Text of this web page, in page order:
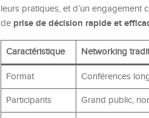
leurs pratiques, et d’un
de prise de décision rapide et
Caractéristique Networking
Format Conférences
Participants Grand public,